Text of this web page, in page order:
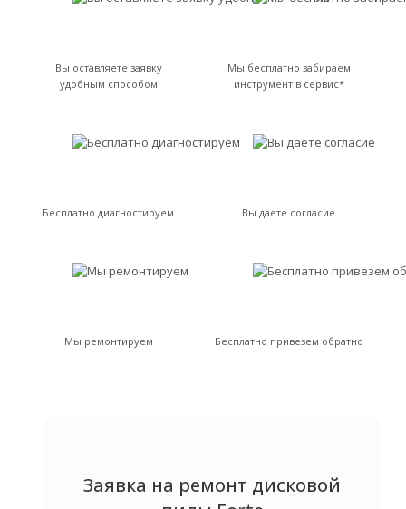
Вы оставляете заявку
удобным способом
Мы бесплатно забираем
инструмент в сервис*
Бесплатно диагностируем Вы даете согласие
Мы ремонтируем Бесплатно привезем обратно
Заявка на ремонт дисковой